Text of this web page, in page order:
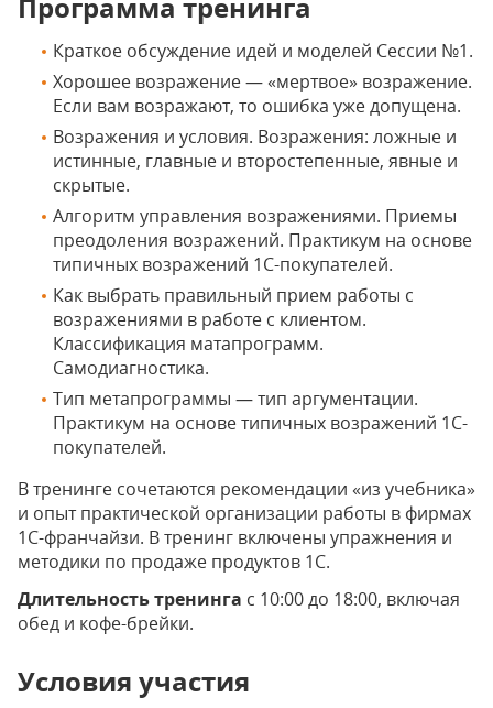
Краткое обсуждение идей и моделей Сессии №1.
Хорошее возражение — «мертвое» возражение.
Если вам возражают, то ошибка уже допущена.
Возражения и условия. Возражения: ложные и
истинные, главные и второстепенные, явные и
скрытые.
Алгоритм управления возражениями. Приемы
преодоления возражений. Практикум на основе
типичных возражений 1С-покупателей.
Как выбрать правильный прием работы с
возражениями в работе с клиентом.
Классификация матапрограмм.
Самодиагностика.
Тип метапрограммы — тип аргументации.
Практикум на основе типичных возражений 1С-
покупателей.
В тренинге сочетаются рекомендации «из учебника»
и опыт практической организации работы в фирмах
1С-франчайзи. В тренинг включены упражнения и
методики по продаже продуктов 1С.
Длительность тренинга с 10:00 до 18:00, включая
обед и кофе-брейки.
Условия участия